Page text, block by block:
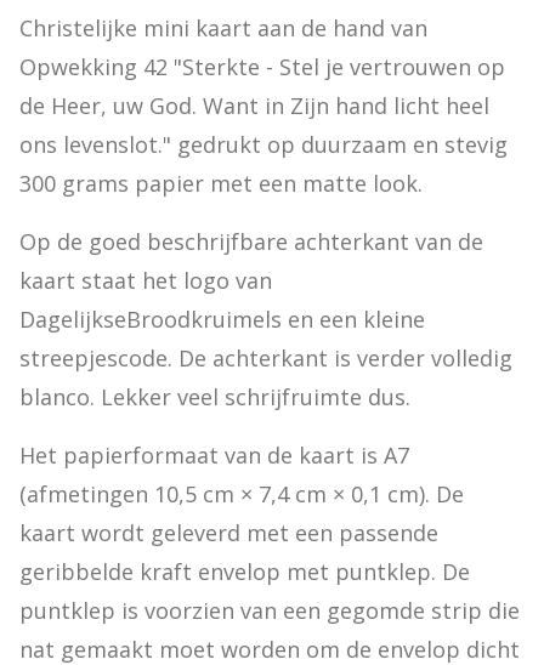
Christelijke mini kaart aan de hand van
Opwekking 42 "Sterkte - Stel je vertrouwen op
de Heer, uw God. Want in Zijn hand licht heel
ons levenslot." gedrukt op duurzaam en stevig
300 grams papier met een matte look.
Op de goed beschrijfbare achterkant van de
kaart staat het logo van
DagelijkseBroodkruimels en een kleine
streepjescode. De achterkant is verder volledig
blanco. Lekker veel schrijfruimte dus.
Het papierformaat van de kaart is A7
(afmetingen 10,5 cm × 7,4 cm × 0,1 cm). De
kaart wordt geleverd met een passende
geribbelde kraft envelop met puntklep. De
puntklep is voorzien van een gegomde strip die
nat gemaakt moet worden om de envelop dicht